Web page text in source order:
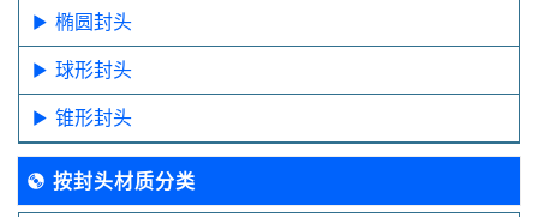
椭圆封头
球形封头
锥形封头
按封头材质分类